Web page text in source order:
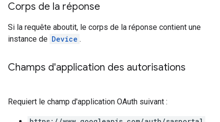
Corps de la réponse
Si la requête aboutit, le corps de la réponse contient une
instance de Device .
Champs d'application des autorisations
Requiert le champ d'application OAuth suivant :